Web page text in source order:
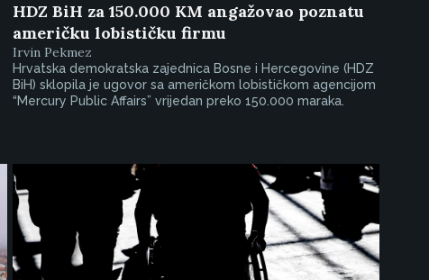
HDZ BiH za 150.000 KM angažovao poznatu
američku lobističku firmu
Irvin Pekmez
Hrvatska demokratska zajednica Bosne i Hercegovine (HDZ
BiH) sklopila je ugovor sa američkom lobističkom agencijom
“Mercury Public Affairs” vrijedan preko 150.000 maraka.